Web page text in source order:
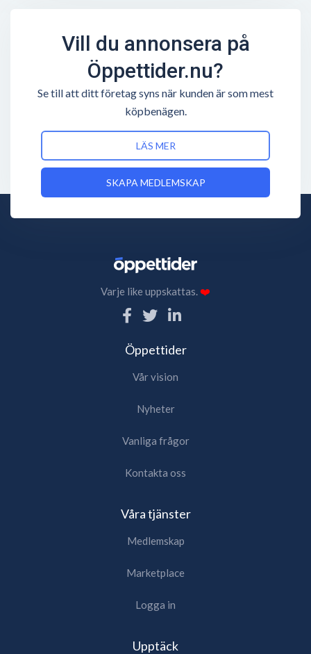
Vill du annonsera på
Öppettider.nu?
Se till att ditt företag syns när kunden är som mest
köpbenägen.
LÄS MER
SKAPA MEDLEMSKAP
Varje like uppskattas.❤️
Öppettider
Vår vision
Nyheter
Vanliga frågor
Kontakta oss
Våra tjänster
Medlemskap
Marketplace
Logga in
Upptäck